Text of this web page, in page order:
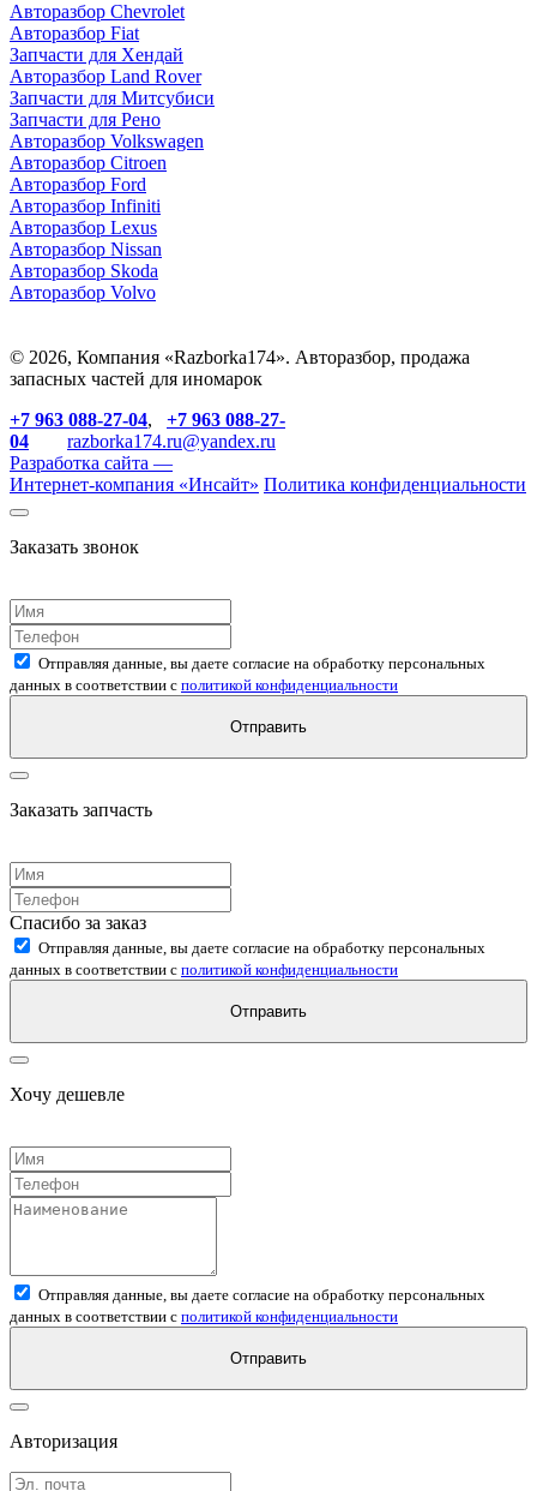
Авторазбор Chevrolet
Авторазбор Fiat
Запчасти для Хендай
Авторазбор Land Rover
Запчасти для Митсубиси
Запчасти для Рено
Авторазбор Volkswagen
Авторазбор Citroen
Авторазбор Ford
Авторазбор Infiniti
Авторазбор Lexus
Авторазбор Nissan
Авторазбор Skoda
Авторазбор Volvo
© 2026, Компания «Razborka174». Авторазбор, продажа
запасных частей для иномарок
+7 963 088-27-04, +7 963 088-27-
04
razborka174.ru@yandex.ru
Разработка сайта —
Интернет-компания «Инсайт» Политика конфиденциальности
Заказать звонок
Отправляя данные, вы даете согласие на обработку персональных
данных в соответствии с политикой конфиденциальности
Отправить
Заказать запчасть
Спасибо за заказ
Отправляя данные, вы даете согласие на обработку персональных
данных в соответствии с политикой конфиденциальности
Отправить
Хочу дешевле
Отправляя данные, вы даете согласие на обработку персональных
данных в соответствии с политикой конфиденциальности
Отправить
Авторизация